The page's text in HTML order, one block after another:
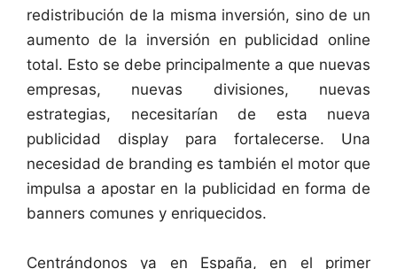
redistribución de la misma inversión, sino de un
aumento de la inversión en publicidad online
total. Esto se debe principalmente a que nuevas
empresas, nuevas divisiones, nuevas
estrategias, necesitarían de esta nueva
publicidad display para fortalecerse. Una
necesidad de branding es también el motor que
impulsa a apostar en la publicidad en forma de
banners comunes y enriquecidos.
Centrándonos ya en España, en el primer